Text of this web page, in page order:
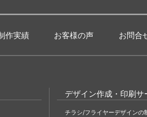
作実績 お客様の声 お問合
デザイン作成・印刷サ
チラシ/フライヤーデザインの